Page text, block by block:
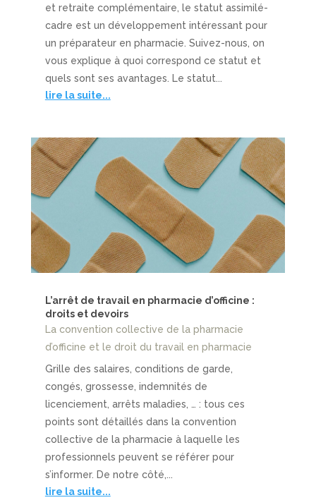
et retraite complémentaire, le statut assimilé-
cadre est un développement intéressant pour
un préparateur en pharmacie. Suivez-nous, on
vous explique à quoi correspond ce statut et
quels sont ses avantages. Le statut...
lire la suite...
L’arrêt de travail en pharmacie d’officine :
droits et devoirs
La convention collective de la pharmacie
d’officine et le droit du travail en pharmacie
Grille des salaires, conditions de garde,
congés, grossesse, indemnités de
licenciement, arrêts maladies, … : tous ces
points sont détaillés dans la convention
collective de la pharmacie à laquelle les
professionnels peuvent se référer pour
s’informer. De notre côté,...
lire la suite...